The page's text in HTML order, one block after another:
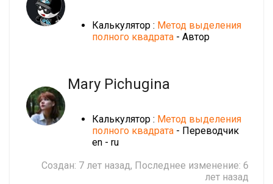
Калькулятор : Метод выделения
полного квадрата - Автор
Mary Pichugina
Калькулятор : Метод выделения
полного квадрата - Переводчик
en - ru
Создан: 7 лет назад, Последнее изменение: 6
лет назад